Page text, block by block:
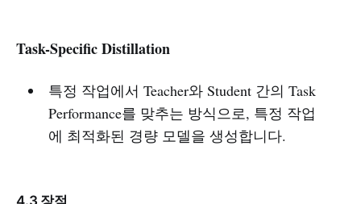
Task-Specific Distillation
특정 작업에서 Teacher와 Student 간의 Task
Performance를 맞추는 방식으로, 특정 작업
에 최적화된 경량 모델을 생성합니다.
4.3 장점